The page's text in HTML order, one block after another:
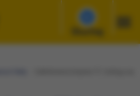
Słuchaj